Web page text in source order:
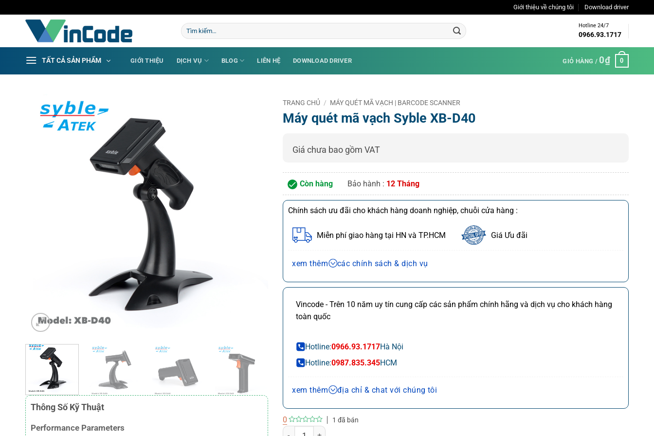
qua
Giới thiệu về chúng tôi Download driver
Tìm
kiếm:
Hotline 24/7
0966.93.1717
TẤT CẢ SẢN PHẨM GIỚI THIỆU DỊCH VỤ BLOG LIÊN HỆ DOWNLOAD DRIVER GIỎ HÀNG / 0₫ 0
Thông Số Kỹ Thuật
Performance Parameters
TRANG CHỦ / MÁY QUÉT MÃ VẠCH | BARCODE SCANNER
Máy quét mã vạch Syble XB-D40
Giá chưa bao gồm VAT
Còn hàng Bảo hành : 12 Tháng
Chính sách ưu đãi cho khách hàng doanh nghiệp, chuỗi cửa hàng :
Miễn phí giao hàng tại HN và TP.HCM Giá Ưu đãi
Chính sách bán hàng và dịch vụ
Ưu đãi khách hàng doanh nghiệp cả FDI Chi tiết
Miễn phí giao hàng 10km tại HN,HCM Chi tiết
Mua online - giao hàng nhanh chóng (*)
Chất lượng sản phẩm chính hãng CO,CQ
xem thêm các chính sách & dịch vụ
Vincode - Trên 10 năm uy tín cung cấp các sản phẩm chính hãng và dịch vụ cho khách hàng
toàn quốc
Hotline:0966.93.1717Hà Nội
Hotline:0987.835.345HCM
Hà
Tầng 21 Capital Tower 109 Trần Hưng Đạo, P. Cửa Nam, Q. Hoàn Kiếm, Tp. Hà
Kinh doanh online HN
xem thêm địa chỉ & chat với chúng tôi
0 1 đã bán
Máy quét mã vạch Syble XB-D40 số lượng